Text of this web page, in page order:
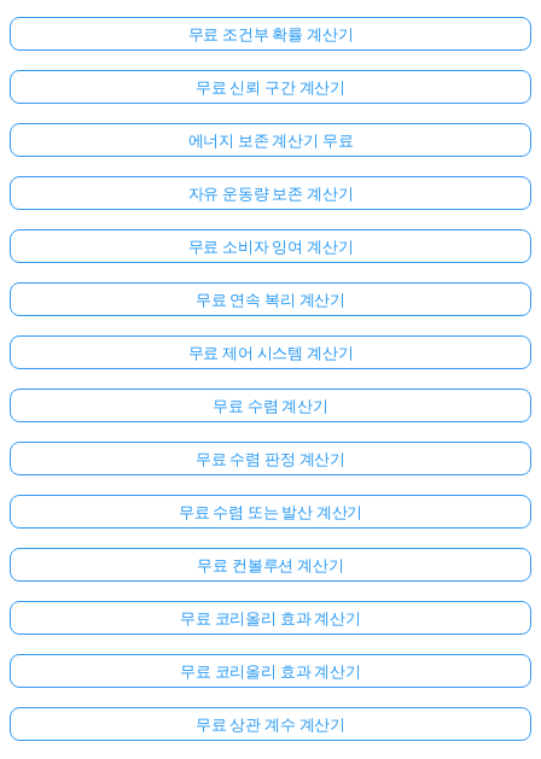
무료 조건부 확률 계산기
무료 신뢰 구간 계산기
에너지 보존 계산기 무료
자유 운동량 보존 계산기
무료 소비자 잉여 계산기
무료 연속 복리 계산기
무료 제어 시스템 계산기
무료 수렴 계산기
무료 수렴 판정 계산기
무료 수렴 또는 발산 계산기
무료 컨볼루션 계산기
무료 코리올리 효과 계산기
무료 코리올리 효과 계산기
무료 상관 계수 계산기